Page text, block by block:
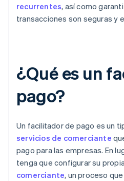
recurrentes, así como
transacciones son seguras y
¿Qué es un
pago?
Un facilitador de pago es un
servicios de comerciante
pago para las empresas. En
tenga que configurar su
comerciante, un proceso